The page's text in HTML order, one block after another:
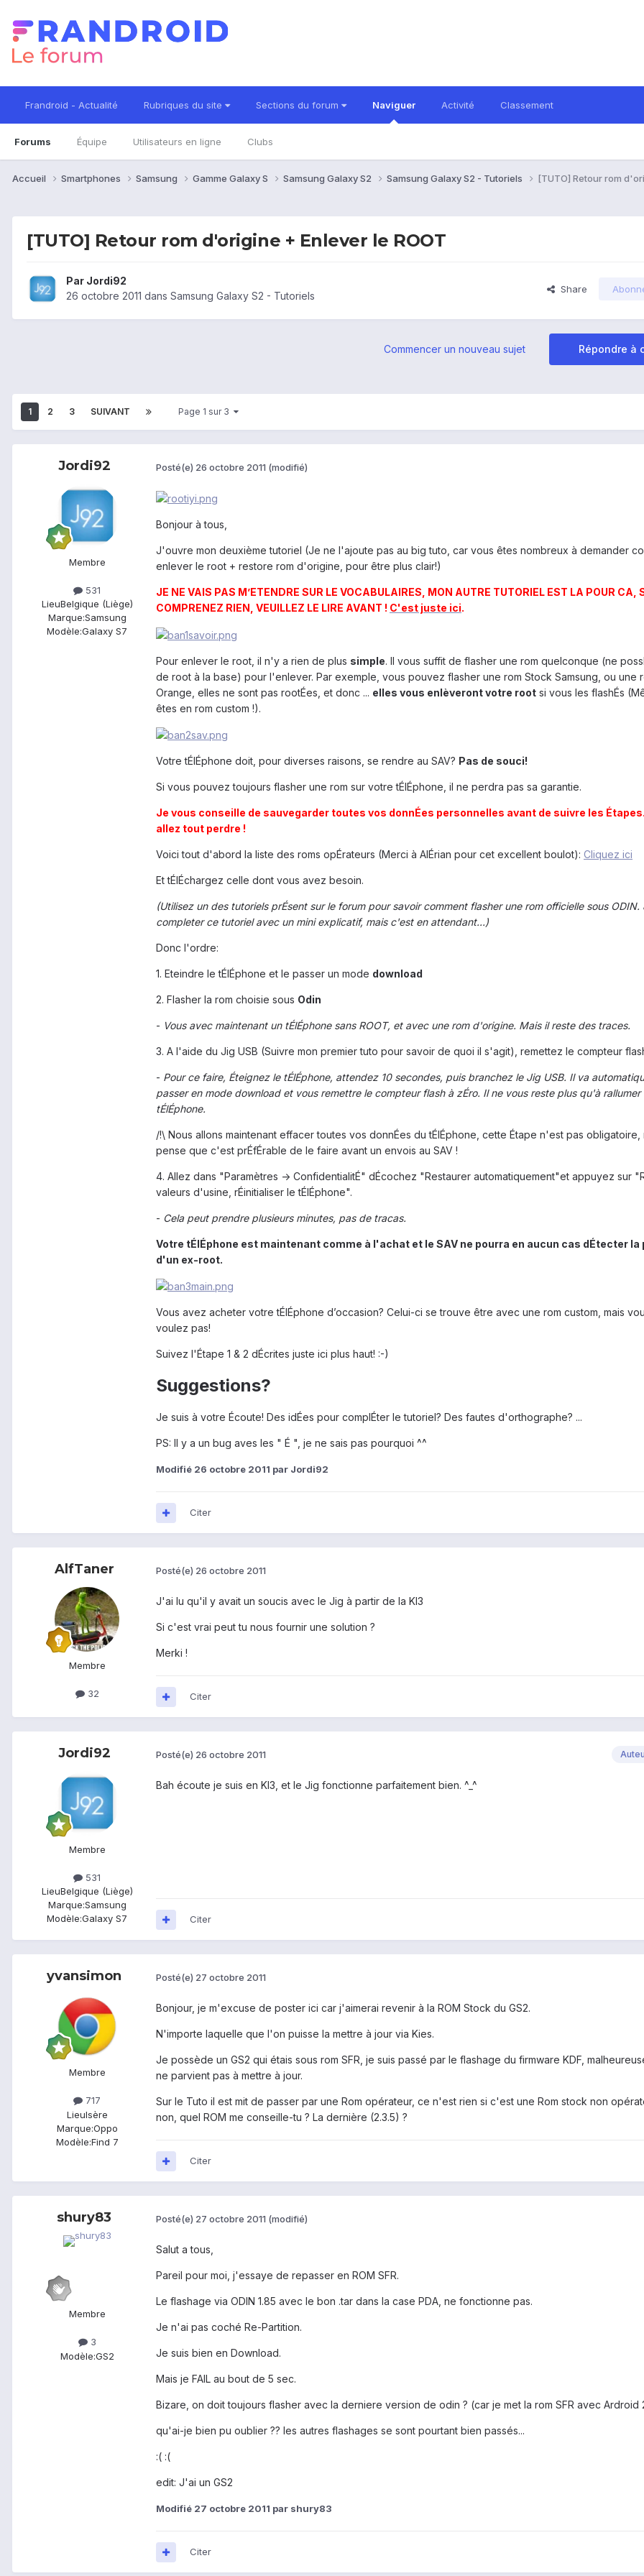
Frandroid - Actualité Rubriques du site Sections du forum Naviguer
Forums Équipe Utilisateurs en ligne Clubs
Activité Classement
Accueil Smartphones Samsung Gamme Galaxy S Samsung Galaxy S2 Samsung Galaxy S2 - Tutoriels [TUTO] Retour rom
[TUTO] Retour rom d'origine + Enlever le ROOT
Par Jordi92
26 octobre 2011 dans Samsung Galaxy S2 - Tutoriels
Share
Répondre à
Commencer un nouveau sujet
1 2 3 SUIVANT Page 1 sur 3
Jordi92
Membre
531
LieuBelgique (Liège)
Marque:Samsung
Modèle:Galaxy S7
Posté(e) 26 octobre 2011 (modifié)
Bonjour à tous,
J'ouvre mon deuxième tutoriel (Je ne l'ajoute pas au big tuto, car vous êtes nombreux à demander
enlever le root + restore rom d'origine, pour être plus clair!)
JE NE VAIS PAS M’ETENDRE SUR LE VOCABULAIRES, MON AUTRE TUTORIEL EST LA POUR CA,
COMPRENEZ RIEN, VEUILLEZ LE LIRE AVANT ! C'est juste ici.
Pour enlever le root, il n'y a rien de plus simple. Il vous suffit de flasher une rom quelconque (ne
de root à la base) pour l'enlever. Par exemple, vous pouvez flasher une rom Stock Samsung, ou une
Orange, elles ne sont pas rootÉes, et donc ... elles vous enlèveront votre root si vous les flashÉs
êtes en rom custom !).
Votre tÉlÉphone doit, pour diverses raisons, se rendre au SAV? Pas de souci!
Si vous pouvez toujours flasher une rom sur votre tÉlÉphone, il ne perdra pas sa garantie.
Je vous conseille de sauvegarder toutes vos donnÉes personnelles avant de suivre les
allez tout perdre !
Voici tout d'abord la liste des roms opÉrateurs (Merci à AlÉrian pour cet excellent boulot): Cliquez ici
Et tÉlÉchargez celle dont vous avez besoin.
(Utilisez un des tutoriels prÉsent sur le forum pour savoir comment flasher une rom officielle sous ODIN.
completer ce tutoriel avec un mini explicatif, mais c'est en attendant...)
Donc l'ordre:
1. Eteindre le tÉlÉphone et le passer un mode download
2. Flasher la rom choisie sous Odin
- Vous avec maintenant un tÉlÉphone sans ROOT, et avec une rom d'origine. Mais il reste des traces.
3. A l'aide du Jig USB (Suivre mon premier tuto pour savoir de quoi il s'agit), remettez le compteur
- Pour ce faire, Éteignez le tÉlÉphone, attendez 10 secondes, puis branchez le Jig USB. Il va
passer en mode download et vous remettre le compteur flash à zÉro. Il ne vous reste plus qu'à rallumer
tÉlÉphone.
/!\ Nous allons maintenant effacer toutes vos donnÉes du tÉlÉphone, cette Étape n'est pas obligatoire,
pense que c'est prÉfÉrable de le faire avant un envois au SAV !
4. Allez dans "Paramètres -> ConfidentialitÉ" dÉcochez "Restaurer automatiquement"et appuyez sur
valeurs d'usine, rÉinitialiser le tÉlÉphone".
- Cela peut prendre plusieurs minutes, pas de tracas.
Votre tÉlÉphone est maintenant comme à l'achat et le SAV ne pourra en aucun cas dÉtecter la
d'un ex-root.
Vous avez acheter votre tÉlÉphone d’occasion? Celui-ci se trouve être avec une rom custom, mais
voulez pas!
Suivez l'Étape 1 & 2 dÉcrites juste ici plus haut! :-)
Suggestions?
Je suis à votre Écoute! Des idÉes pour complÉter le tutoriel? Des fautes d'orthographe? ...
PS: Il y a un bug aves les " É ", je ne sais pas pourquoi ^^
Modifié 26 octobre 2011 par Jordi92
Citer
AlfTaner
Membre
32
Posté(e) 26 octobre 2011
J'ai lu qu'il y avait un soucis avec le Jig à partir de la KI3
Si c'est vrai peut tu nous fournir une solution ?
Merki !
Citer
Jordi92
Membre
531
LieuBelgique (Liège)
Marque:Samsung
Modèle:Galaxy S7
Posté(e) 26 octobre 2011
Bah écoute je suis en KI3, et le Jig fonctionne parfaitement bien. ^_^
Citer
yvansimon
Membre
717
LieuIsère
Marque:Oppo
Modèle:Find 7
Posté(e) 27 octobre 2011
Bonjour, je m'excuse de poster ici car j'aimerai revenir à la ROM Stock du GS2.
N'importe laquelle que l'on puisse la mettre à jour via Kies.
Je possède un GS2 qui étais sous rom SFR, je suis passé par le flashage du firmware KDF,
ne parvient pas à mettre à jour.
Sur le Tuto il est mit de passer par une Rom opérateur, ce n'est rien si c'est une Rom stock non
non, quel ROM me conseille-tu ? La dernière (2.3.5) ?
Citer
shury83
Membre
3
Modèle:GS2
Posté(e) 27 octobre 2011 (modifié)
Salut a tous,
Pareil pour moi, j'essaye de repasser en ROM SFR.
Le flashage via ODIN 1.85 avec le bon .tar dans la case PDA, ne fonctionne pas.
Je n'ai pas coché Re-Partition.
Je suis bien en Download.
Mais je FAIL au bout de 5 sec.
Bizare, on doit toujours flasher avec la derniere version de odin ? (car je met la rom SFR avec Ardroid
qu'ai-je bien pu oublier ?? les autres flashages se sont pourtant bien passés...
:( :(
edit: J'ai un GS2
Modifié 27 octobre 2011 par shury83
Citer